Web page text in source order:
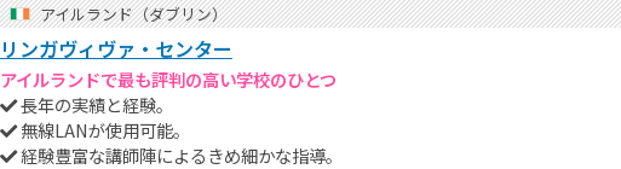
アイルランド（ダブリン）
リンガヴィヴァ・センター
アイルランドで最も評判の高い学校のひとつ
長年の実績と経験。
無線LANが使用可能。
経験豊富な講師陣によるきめ細かな指導。